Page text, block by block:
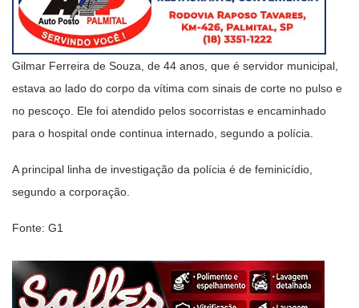
Gilmar Ferreira de Souza, de 44 anos, que é servidor municipal,
estava ao lado do corpo da vítima com sinais de corte no pulso e
no pescoço. Ele foi atendido pelos socorristas e encaminhado
para o hospital onde continua internado, segundo a polícia.
A principal linha de investigação da polícia é de feminicídio,
segundo a corporação.
Fonte: G1